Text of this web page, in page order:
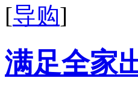
[导购]
满足全家